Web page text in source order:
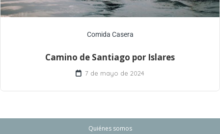
Comida Casera
Camino de Santiago por Islares
7 de mayo de 2024
Quiénes somos